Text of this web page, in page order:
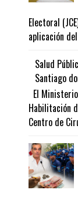
Electoral
aplicación
Salud
Santiago
El
Habilitación
Centro de